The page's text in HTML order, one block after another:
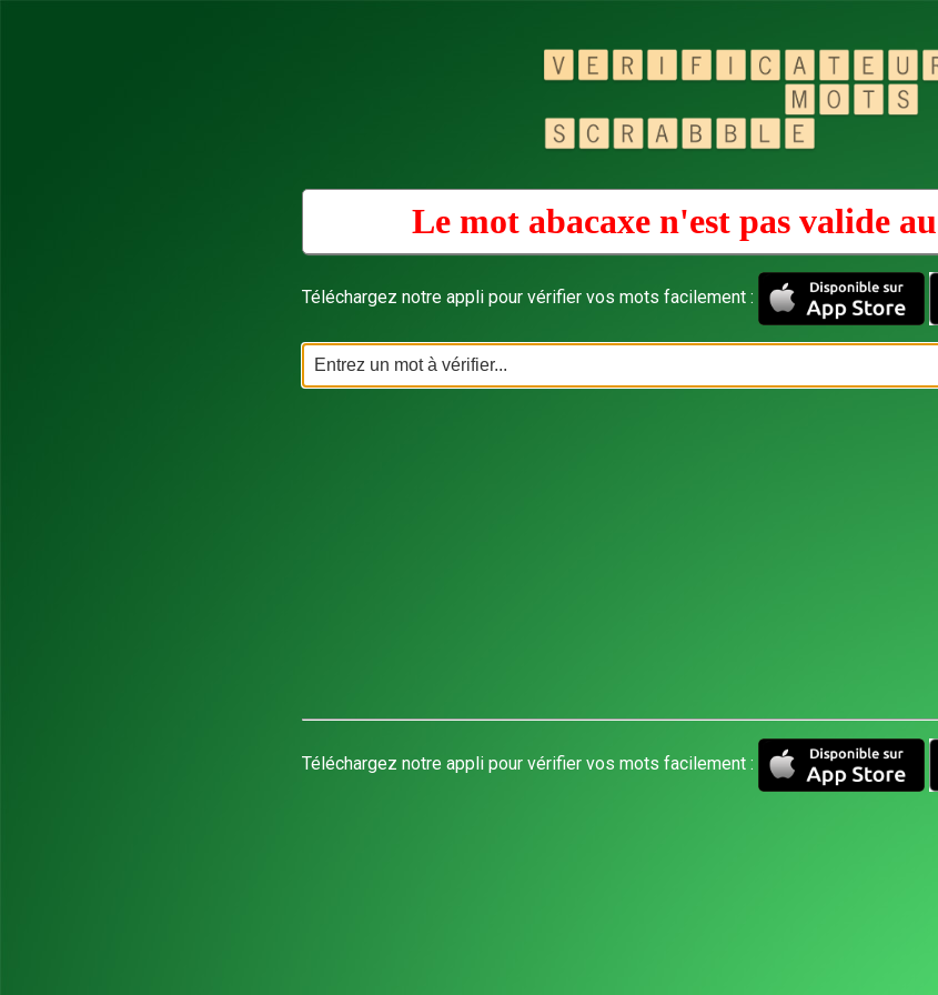
Le mot abacaxe n'est pas valide au
Téléchargez notre appli pour vérifier vos mots facilement :
Téléchargez notre appli pour vérifier vos mots facilement :